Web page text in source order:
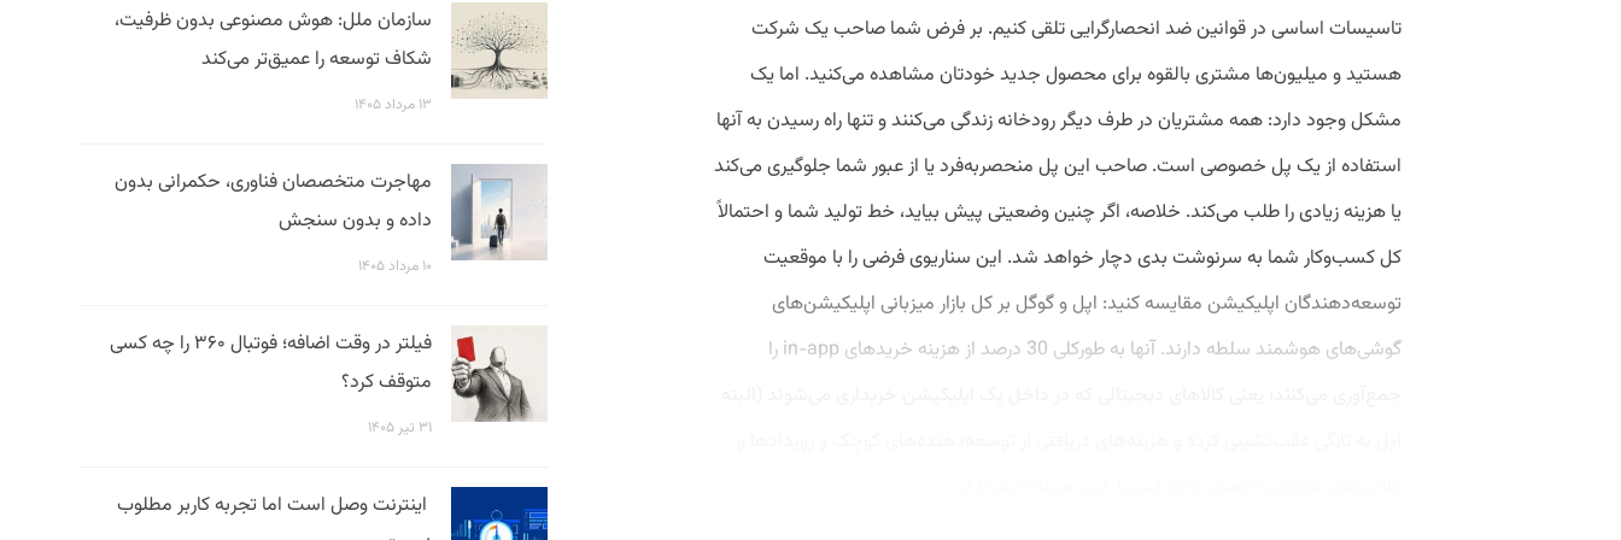
تاسیسات اساسی در قوانین ضد انحصارگرایی تلقی کنیم. بر فرض شما صاحب یک شرکت
هستید و میلیون‌ها مشتری بالقوه برای محصول جدید خودتان مشاهده می‌کنید. اما یک
مشکل وجود دارد: همه مشتریان در طرف دیگر رودخانه زندگی می‌کنند و تنها راه رسیدن به آنها
استفاده از یک پل خصوصی است. صاحب این پل منحصربه‌فرد یا از عبور شما جلوگیری می‌کند
یا هزینه زیادی را طلب می‌کند. خلاصه، اگر چنین وضعیتی پیش بیاید، خط تولید شما و احتمالاً
کل کسب‌وکار شما به سرنوشت بدی دچار خواهد شد. این سناریوی فرضی را با موقعیت
توسعه‌دهندگان اپلیکیشن مقایسه کنید: اپل و گوگل بر کل بازار میزبانی اپلیکیشن‌های
گوشی‌های هوشمند سلطه دارند. آنها به ‌طورکلی 30 درصد از هزینه خریدهای in-app را
سازمان ملل: هوش مصنوعی بدون ظرفیت،
شکاف توسعه را عمیق‌تر می‌کند
۱۳ مرداد ۱۴۰۵
مهاجرت متخصصان فناوری، حکمرانی بدون
داده و بدون سنجش
۱۰ مرداد ۱۴۰۵
فیلتر در وقت اضافه؛ فوتبال ۳۶۰ را چه کسی
متوقف کرد؟
۳۱ تیر ۱۴۰۵
اینترنت وصل است اما تجربه کاربر مطلوب